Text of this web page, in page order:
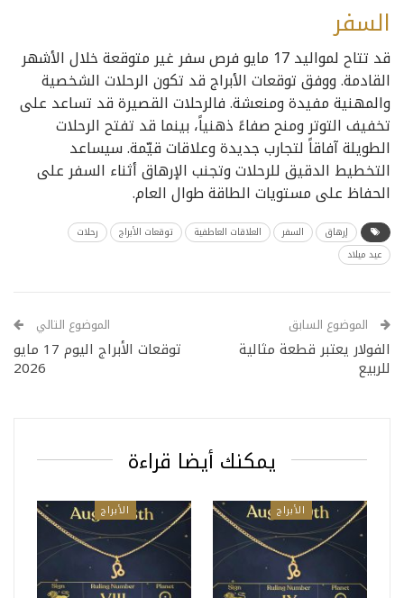
السفر
قد تتاح لمواليد 17 مايو فرص سفر غير متوقعة خلال الأشهر
القادمة. ووفق توقعات الأبراج قد تكون الرحلات الشخصية
والمهنية مفيدة ومنعشة. فالرحلات القصيرة قد تساعد على
تخفيف التوتر ومنح صفاءً ذهنياً، بينما قد تفتح الرحلات
الطويلة آفاقاً لتجارب جديدة وعلاقات قيّمة. سيساعد
التخطيط الدقيق للرحلات وتجنب الإرهاق أثناء السفر على
الحفاظ على مستويات الطاقة طوال العام.
إرهاق السفر العلاقات العاطفية توقعات الأبراج
رحلات
عيد ميلاد
الموضوع السابق
الفولار يعتبر قطعة مثالية
للربيع
الموضوع التالي
توقعات الأبراج اليوم 17 مايو
2026
يمكنك أيضا قراءة
الأبراج الأبراج